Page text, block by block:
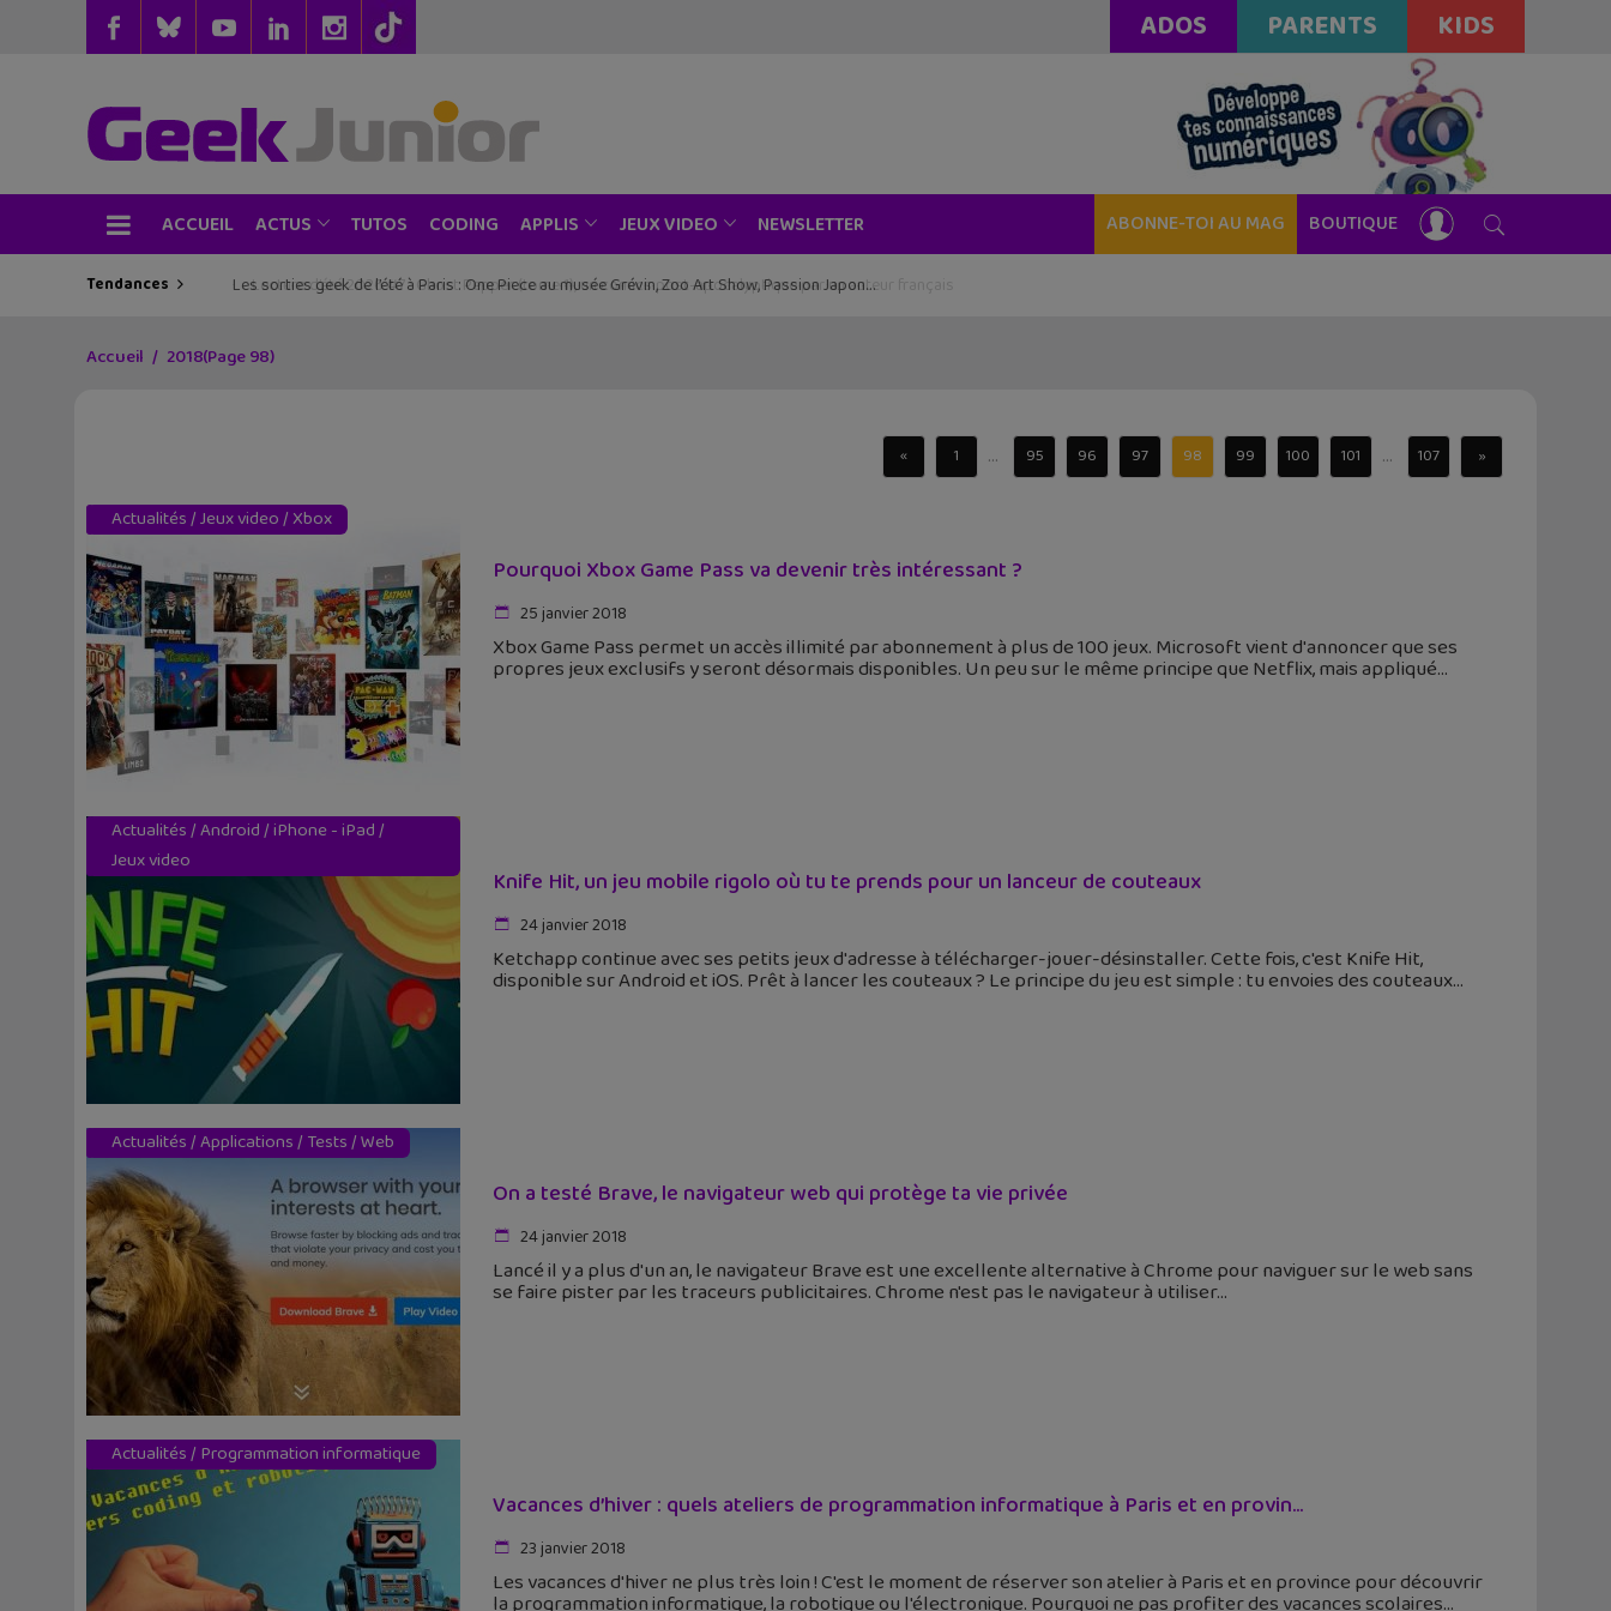
ADOS PARENTS KIDS
ACCUEIL ACTUS TUTOS CODING APPLIS JEUX VIDEO NEWSLETTER ABONNE-TOI AU MAG BOUTIQUE
Tendances Les sorties geek de l’été à Paris : One Piece au musée Grévin, Zoo Art Show, Passion Japon…
Accueil 2018(Page 98)
« 1 ... 95 96 97 98 99 100 101 ... 107 »
Actualités/Jeux video/Xbox
Pourquoi Xbox Game Pass va devenir très intéressant ?
25 janvier 2018
Xbox Game Pass permet un accès illimité par abonnement à plus de 100 jeux. Microsoft vient d'annoncer que ses
propres jeux exclusifs y seront désormais disponibles. Un peu sur le même principe que Netflix, mais appliqué
Actualités/Android/iPhone - iPad/
Jeux video
Knife Hit, un jeu mobile rigolo où tu te prends pour un lanceur de couteaux
24 janvier 2018
Ketchapp continue avec ses petits jeux d'adresse à télécharger-jouer-désinstaller. Cette fois, c'est Knife Hit,
disponible sur Android et iOS. Prêt à lancer les couteaux ? Le principe du jeu est simple : tu envoies des couteaux
Actualités/Applications/ Tests/Web
On a testé Brave, le navigateur web qui protège ta vie privée
24 janvier 2018
Lancé il y a plus d'un an, le navigateur Brave est une excellente alternative à Chrome pour naviguer sur le web sans
se faire pister par les traceurs publicitaires. Chrome n'est pas le navigateur à utiliser
Actualités/ Programmation informatique
Vacances d’hiver : quels ateliers de programmation informatique à Paris et en provin...
23 janvier 2018
Les vacances d'hiver ne plus très loin ! C'est le moment de réserver son atelier à Paris et en province pour découvrir
la programmation informatique, la robotique ou l'électronique. Pourquoi ne pas profiter des vacances scolaires